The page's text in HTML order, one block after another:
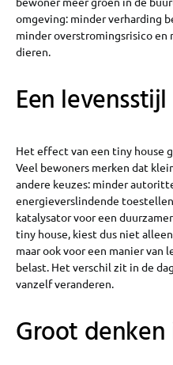
omgeving: minder verharding
minder overstromingsrisico
dieren.
Een
Het effect van een tiny house
Veel bewoners merken dat
andere keuzes: minder
energieverslindende
katalysator voor een
tiny house, kiest dus niet
maar ook voor een manier van
belast. Het verschil zit in de
vanzelf veranderen.
Groot